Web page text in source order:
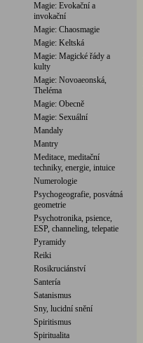
Magie: Evokační a
invokační
Magie: Chaosmagie
Magie: Keltská
Magie: Magické řády a
kulty
Magie: Novoaeonská,
Theléma
Magie: Obecně
Magie: Sexuální
Mandaly
Mantry
Meditace, meditační
techniky, energie, intuice
Numerologie
Psychogeografie, posvátná
geometrie
Psychotronika, psience,
ESP, channeling, telepatie
Pyramidy
Reiki
Rosikruciánství
Santería
Satanismus
Sny, lucidní snění
Spiritismus
Spiritualita